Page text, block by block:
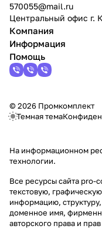
570055@mail.ru
Центральный офис г.
Компания
Информация
Помощь
© 2026 Промкомплект
Темная тема
На информационном
технологии.
Все ресурсы сайта pro-
текстовую,
информацию,
доменное имя,
авторского права и